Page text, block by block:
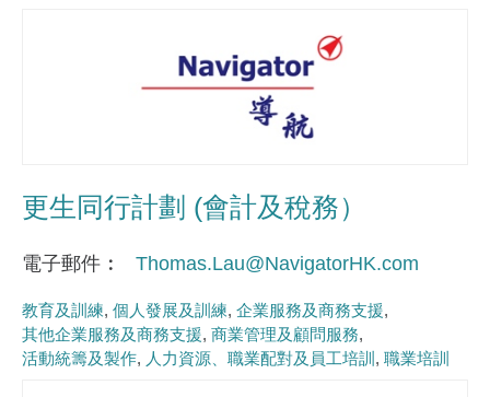
更生同行計劃 (會計及稅務）
電子郵件 Thomas.Lau@NavigatorHK.com
教育及訓練 個人發展及訓練 企業服務及商務支援
其他企業服務及商務支援 商業管理及顧問服務
活動統籌及製作 人力資源、職業配對及員工培訓 職業培訓